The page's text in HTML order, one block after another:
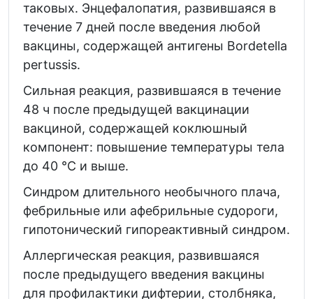
таковых. Энцефалопатия, развившаяся в
течение 7 дней после введения любой
вакцины, содержащей антигены Bordetella
pertussis.
Сильная реакция, развившаяся в течение
48 ч после предыдущей вакцинации
вакциной, содержащей коклюшный
компонент: повышение температуры тела
до 40 °С и выше.
Синдром длительного необычного плача,
фебрильные или афебрильные судороги,
гипотонический гипореактивный синдром.
Аллергическая реакция, развившаяся
после предыдущего введения вакцины
для профилактики дифтерии, столбняка,